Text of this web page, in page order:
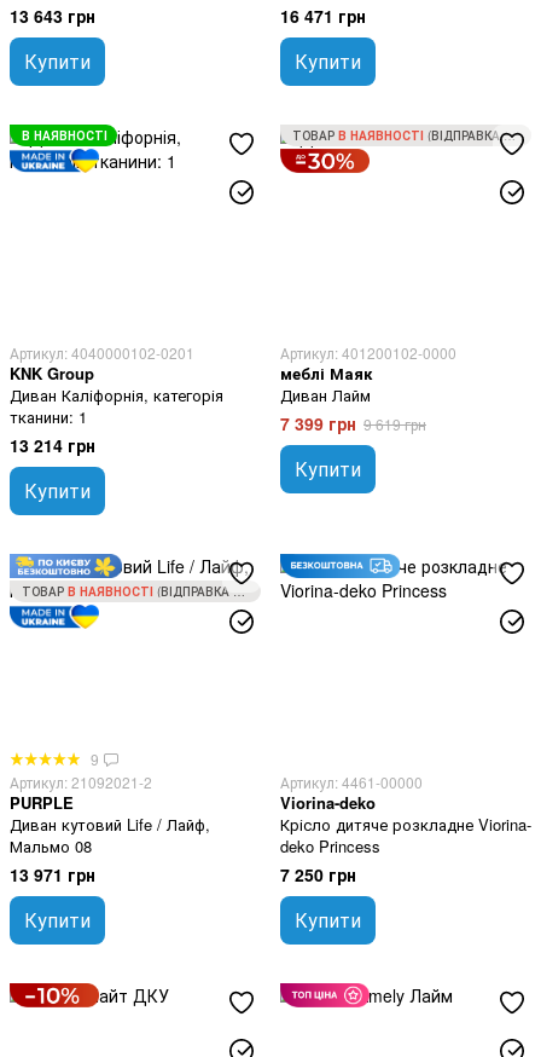
13 643 грн
Купити
16 471 грн
Купити
В НАЯВНОСТІ
Артикул: 4040000102-0201
KNK Group
Диван Каліфорнія, категорія
тканини: 1
13 214 грн
Купити
ТОВАР В НАЯВНОСТІ (ВІДПРАВКА ЗА 1 ДЕНЬ)
Артикул: 401200102-0000
меблі Маяк
Диван Лайм
7 399 грн 9 619 грн
Купити
ТОВАР В НАЯВНОСТІ (ВІДПРАВКА ЗА 1 ДЕНЬ)
9
Артикул: 21092021-2
PURPLE
Диван кутовий Life / Лайф,
Мальмо 08
13 971 грн
Купити
Артикул: 4461-00000
Viorina-deko
Крісло дитяче розкладне Viorina-
deko Princess
7 250 грн
Купити